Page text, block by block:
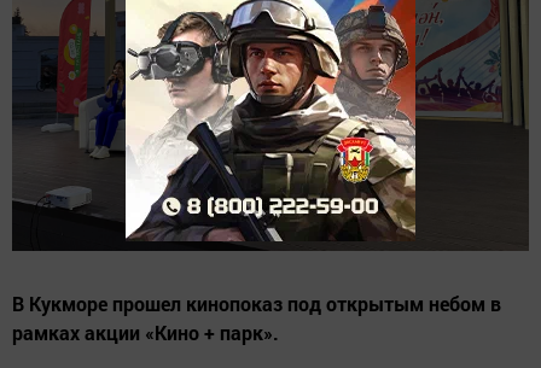
В Кукморе прошел кинопоказ под открытым небом в
рамках акции «Кино + парк».